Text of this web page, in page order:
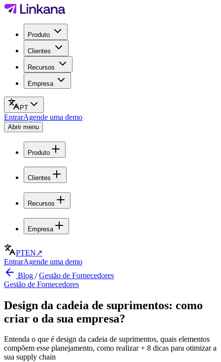
Produto
Clientes
Recursos
Empresa
PT
EntrarAgende uma demo
Abrir menu
Produto
Clientes
Recursos
Empresa
PTEN↗
EntrarAgende uma demo
Blog /Gestão de Fornecedores
Gestão de Fornecedores
Design da cadeia de suprimentos: como
criar o da sua empresa?
Entenda o que é design da cadeia de suprimentos, quais elementos
compõem esse planejamento, como realizar + 8 dicas para otimizar a
sua supply chain